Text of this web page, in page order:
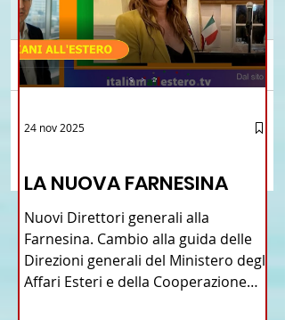
Brasile La Storia del
Commenti
Scrivi un commento...
LA NUOVA FARNESINA
Nuovi Direttori generali alla
Farnesina. Cambio alla guida delle
Direzioni generali del Ministero degli
Affari Esteri e della Cooperazione
24 nov 2025